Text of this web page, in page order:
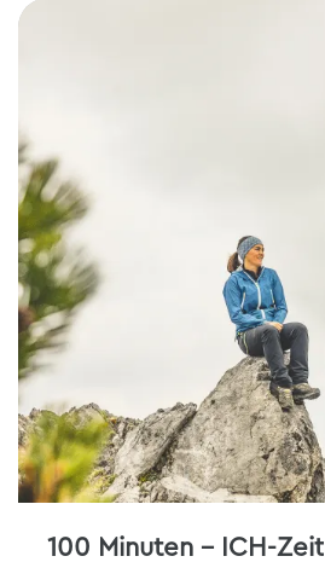
100 Minuten – ICH-Zeit